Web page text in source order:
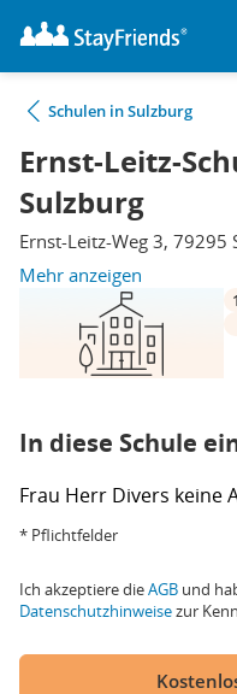
Schulen in Sulzburg
Ernst-Leitz-
Sulzburg
Ernst-Leitz-Weg 3, 79295
Mehr anzeigen
In diese Schule
Frau Herr Divers keine
* Pflichtfelder
Ich akzeptiere dieAGB und
Datenschutzhinweisezur